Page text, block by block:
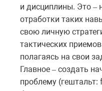
и дисциплины. Это –
отработки таких
свою личную
тактических
полагаясь на свои
Главное – создать
проблему (гештальт: